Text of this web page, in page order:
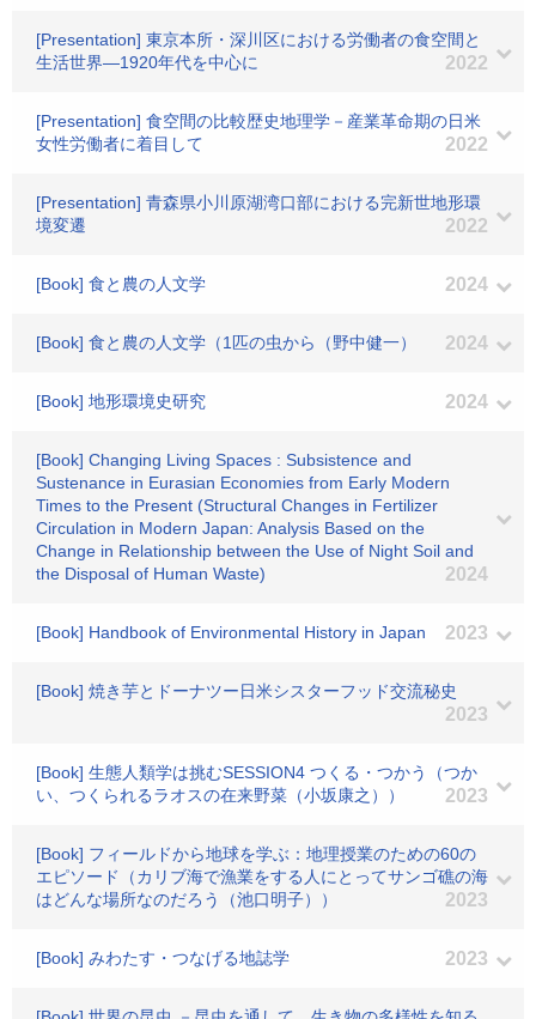
[Presentation] 東京本所・深川区における労働者の食空間と
生活世界―1920年代を中心に
2022
[Presentation] 食空間の比較歴史地理学－産業革命期の日米
女性労働者に着目して
2022
[Presentation] 青森県小川原湖湾口部における完新世地形環
境変遷
2022
[Book] 食と農の人文学 2024
[Book] 食と農の人文学（1匹の虫から（野中健一） 2024
[Book] 地形環境史研究 2024
[Book] Changing Living Spaces : Subsistence and
Sustenance in Eurasian Economies from Early Modern
Times to the Present (Structural Changes in Fertilizer
Circulation in Modern Japan: Analysis Based on the
Change in Relationship between the Use of Night Soil and
the Disposal of Human Waste)
2024
[Book] Handbook of Environmental History in Japan 2023
[Book] 焼き芋とドーナツー日米シスターフッド交流秘史
2023
[Book] 生態人類学は挑むSESSION4 つくる・つかう（つか
い、つくられるラオスの在来野菜（小坂康之））
2023
[Book] フィールドから地球を学ぶ：地理授業のための60の
エピソード（カリブ海で漁業をする人にとってサンゴ礁の海
はどんな場所なのだろう（池口明子））
2023
[Book] みわたす・つなげる地誌学 2023